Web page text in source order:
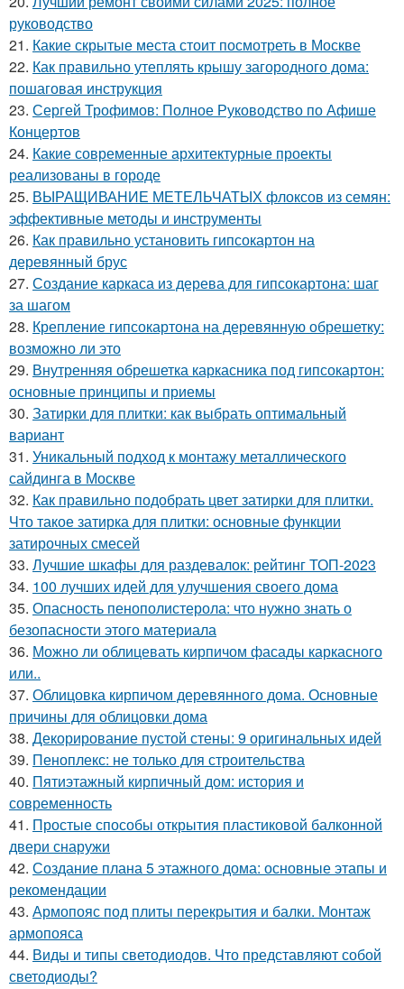
руководство
21. Какие скрытые места стоит посмотреть в Москве
22. Как правильно утеплять крышу загородного дома:
пошаговая инструкция
23. Сергей Трофимов: Полное Руководство по Афише
Концертов
24. Какие современные архитектурные проекты
реализованы в городе
25. ВЫРАЩИВАНИЕ МЕТЕЛЬЧАТЫХ флоксов из семян:
эффективные методы и инструменты
26. Как правильно установить гипсокартон на
деревянный брус
27. Создание каркаса из дерева для гипсокартона: шаг
за шагом
28. Крепление гипсокартона на деревянную обрешетку:
возможно ли это
29. Внутренняя обрешетка каркасника под гипсокартон:
основные принципы и приемы
30. Затирки для плитки: как выбрать оптимальный
вариант
31. Уникальный подход к монтажу металлического
сайдинга в Москве
32. Как правильно подобрать цвет затирки для плитки.
Что такое затирка для плитки: основные функции
затирочных смесей
33. Лучшие шкафы для раздевалок: рейтинг ТОП-2023
34. 100 лучших идей для улучшения своего дома
35. Опасность пенополистерола: что нужно знать о
безопасности этого материала
36. Можно ли облицевать кирпичом фасады каркасного
или..
37. Облицовка кирпичом деревянного дома. Основные
причины для облицовки дома
38. Декорирование пустой стены: 9 оригинальных идей
39. Пеноплекс: не только для строительства
40. Пятиэтажный кирпичный дом: история и
современность
41. Простые способы открытия пластиковой балконной
двери снаружи
42. Создание плана 5 этажного дома: основные этапы и
рекомендации
43. Армопояс под плиты перекрытия и балки. Монтаж
армопояса
44. Виды и типы светодиодов. Что представляют собой
светодиоды?